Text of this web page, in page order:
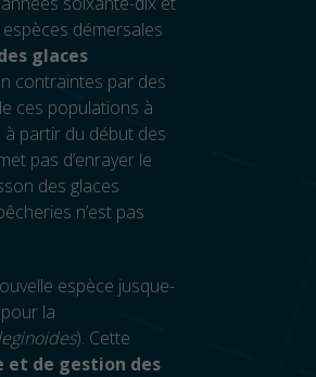
démersales
glaces
contraintes par des
ces populations à
à partir du début des
pas d’enrayer le
des glaces
n’est pas
espèce jusque-
la
). Cette
et de gestion des